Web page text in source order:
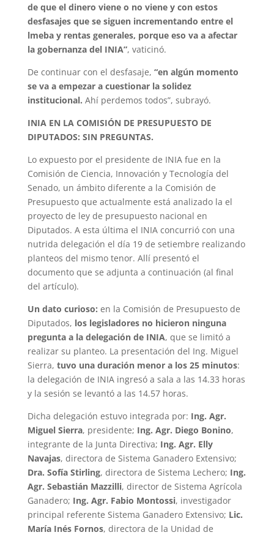
de que el dinero viene o no viene y con estos
desfasajes que se siguen incrementando entre el
lmeba y rentas generales, porque eso va a afectar
la gobernanza del INIA”, vaticinó.
De continuar con el desfasaje, “en algún momento
se va a empezar a cuestionar la solidez
institucional. Ahí perdemos todos”, subrayó.
INIA EN LA COMISIÓN DE PRESUPUESTO DE
DIPUTADOS: SIN PREGUNTAS.
Lo expuesto por el presidente de INIA fue en la
Comisión de Ciencia, Innovación y Tecnología del
Senado, un ámbito diferente a la Comisión de
Presupuesto que actualmente está analizado la el
proyecto de ley de presupuesto nacional en
Diputados. A esta última el INIA concurrió con una
nutrida delegación el día 19 de setiembre realizando
planteos del mismo tenor. Allí presentó el
documento que se adjunta a continuación (al final
del artículo).
Un dato curioso: en la Comisión de Presupuesto de
Diputados, los legisladores no hicieron ninguna
pregunta a la delegación de INIA, que se limitó a
realizar su planteo. La presentación del Ing. Miguel
Sierra, tuvo una duración menor a los 25 minutos:
la delegación de INIA ingresó a sala a las 14.33 horas
y la sesión se levantó a las 14.57 horas.
Dicha delegación estuvo integrada por: Ing. Agr.
Miguel Sierra, presidente; Ing. Agr. Diego Bonino,
integrante de la Junta Directiva; Ing. Agr. Elly
Navajas, directora de Sistema Ganadero Extensivo;
Dra. Sofía Stirling, directora de Sistema Lechero; Ing.
Agr. Sebastián Mazzilli, director de Sistema Agrícola
Ganadero; Ing. Agr. Fabio Montossi, investigador
principal referente Sistema Ganadero Extensivo; Lic.
María Inés Fornos, directora de la Unidad de